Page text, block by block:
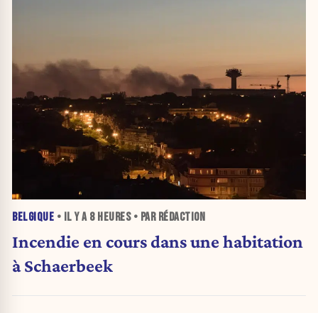
BELGIQUE • IL Y A 8 HEURES• PAR RÉDACTION
Incendie en cours dans une habitation
à Schaerbeek